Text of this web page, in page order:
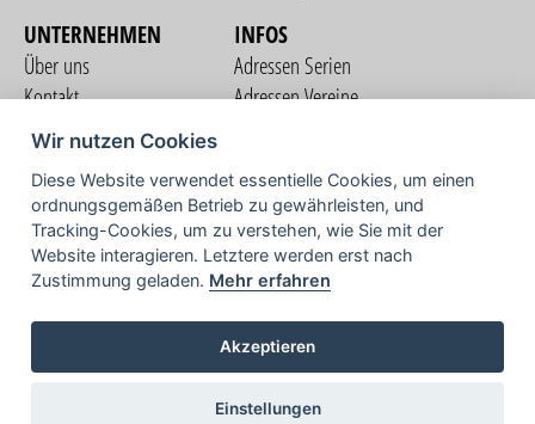
UNTERNEHMEN
Über uns
Kontakt
Nutzungsbedingungen
Datenschutzerklärung
Impressum
INFOS
Adressen Serien
Adressen Vereine
COMMUNITY
TV
Wir nutzen Cookies
Diese Website verwendet essentielle Cookies, um einen
ordnungsgemäßen Betrieb zu gewährleisten, und
Tracking-Cookies, um zu verstehen, wie Sie mit der
Website interagieren. Letztere werden erst nach
Zustimmung geladen. Mehr erfahren
Akzeptieren
Einstellungen